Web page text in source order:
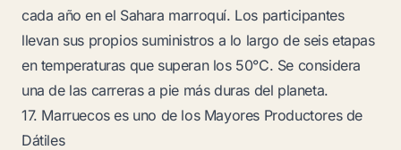
cada año en el Sahara marroquí. Los participantes
llevan sus propios suministros a lo largo de seis etapas
en temperaturas que superan los 50°C. Se considera
una de las carreras a pie más duras del planeta.
17. Marruecos es uno de los Mayores Productores de
Dátiles